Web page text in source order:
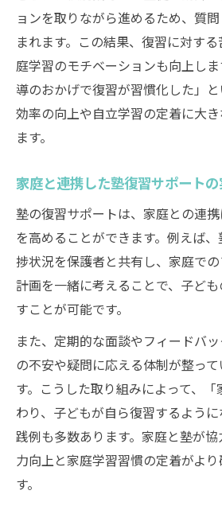
ョンを取りながら進めるため、質
まれます。この結果、復習に対す
庭学習のモチベーションも向上し
導のおかげで復習が習慣化した」
効率の向上や自立学習の定着に大
ます。
家庭と連携した塾復習サポート
塾の復習サポートは、家庭との連
を高めることができます。例えば
捗状況を保護者と共有し、家庭で
計画を一緒に考えることで、子ど
すことが可能です。
また、定期的な面談やフィードバ
の不安や疑問に応える体制が整っ
す。こうした取り組みによって、
わり、子どもが自ら復習するよう
践例も多数あります。家庭と塾が
力向上と家庭学習習慣の定着がよ
す。